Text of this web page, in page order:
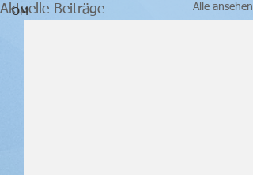
ÖM
Aktuelle Beiträge Alle ansehen